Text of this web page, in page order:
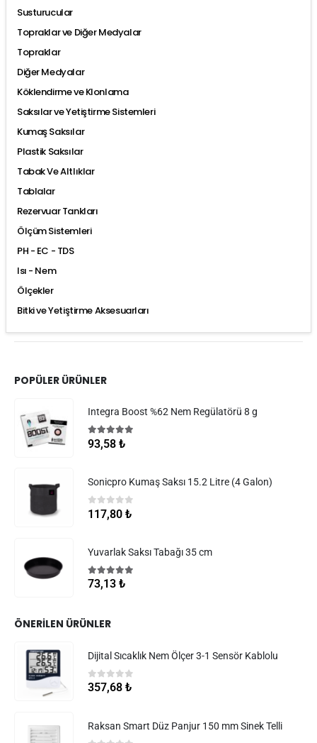
Susturucular
Topraklar ve Diğer Medyalar
Topraklar
Diğer Medyalar
Köklendirme ve Klonlama
Saksılar ve Yetiştirme Sistemleri
Kumaş Saksılar
Plastik Saksılar
Tabak Ve Altlıklar
Tablalar
Rezervuar Tankları
Ölçüm Sistemleri
PH - EC - TDS
Isı - Nem
Ölçekler
Bitki ve Yetiştirme Aksesuarları
POPÜLER ÜRÜNLER
Integra Boost %62 Nem Regülatörü 8 g
5.005 üzerinden
93,58 ₺
Sonicpro Kumaş Saksı 15.2 Litre (4 Galon)
0 5 üzerinden
117,80 ₺
Yuvarlak Saksı Tabağı 35 cm
5.005 üzerinden
73,13 ₺
ÖNERILEN ÜRÜNLER
Dijital Sıcaklık Nem Ölçer 3-1 Sensör Kablolu
05 üzerinden
357,68 ₺
Raksan Smart Düz Panjur 150 mm Sinek Telli